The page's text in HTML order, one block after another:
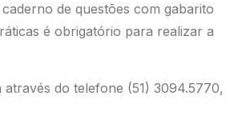
de questões com gabarito
é obrigatório para realizar a
do telefone (51) 3094.5770,